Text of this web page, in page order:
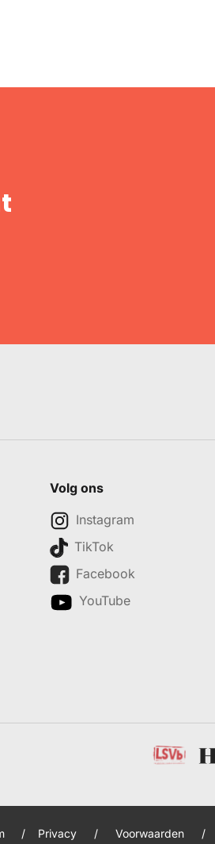
Volg ons
Instagram
TikTok
Facebook
YouTube
/ Privacy / Voorwaarden /